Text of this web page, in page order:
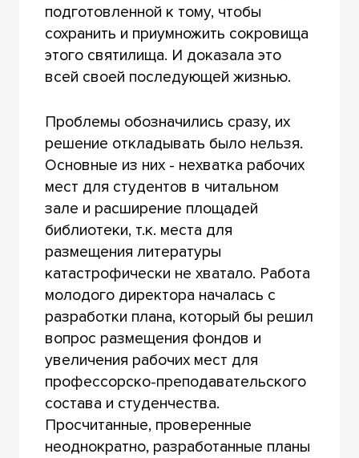
подготовленной к тому, чтобы
сохранить и приумножить сокровища
этого святилища. И доказала это
всей своей последующей жизнью.
Проблемы обозначились сразу, их
решение откладывать было нельзя.
Основные из них - нехватка рабочих
мест для студентов в читальном
зале и расширение площадей
библиотеки, т.к. места для
размещения литературы
катастрофически не хватало. Работа
молодого директора началась с
разработки плана, который бы решил
вопрос размещения фондов и
увеличения рабочих мест для
профессорско-преподавательского
состава и студенчества.
Просчитанные, проверенные
неоднократно, разработанные планы